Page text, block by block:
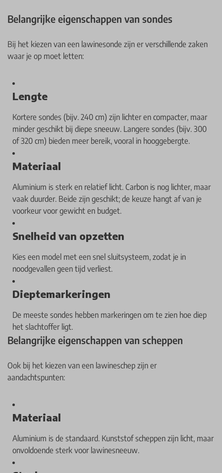
Belangrijke eigenschappen van sondes
Bij het kiezen van een lawinesonde zijn er verschillende zaken
waar je op moet letten:
Lengte
Kortere sondes (bijv. 240 cm) zijn lichter en compacter, maar
minder geschikt bij diepe sneeuw. Langere sondes (bijv. 300
of 320 cm) bieden meer bereik, vooral in hooggebergte.
Materiaal
Aluminium is sterk en relatief licht. Carbon is nog lichter, maar
vaak duurder. Beide zijn geschikt; de keuze hangt af van je
voorkeur voor gewicht en budget.
Snelheid van opzetten
Kies een model met een snel sluitsysteem, zodat je in
noodgevallen geen tijd verliest.
Dieptemarkeringen
De meeste sondes hebben markeringen om te zien hoe diep
het slachtoffer ligt.
Belangrijke eigenschappen van scheppen
Ook bij het kiezen van een lawineschep zijn er
aandachtspunten:
Materiaal
Aluminium is de standaard. Kunststof scheppen zijn licht, maar
onvoldoende sterk voor lawinesneeuw.